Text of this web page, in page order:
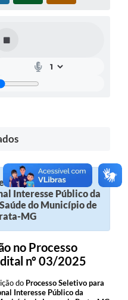
para Contratos
Interesse Público da
do Município de
MG
no Processo
nº 03/2025
do Processo Seletivo para
Interesse Público da